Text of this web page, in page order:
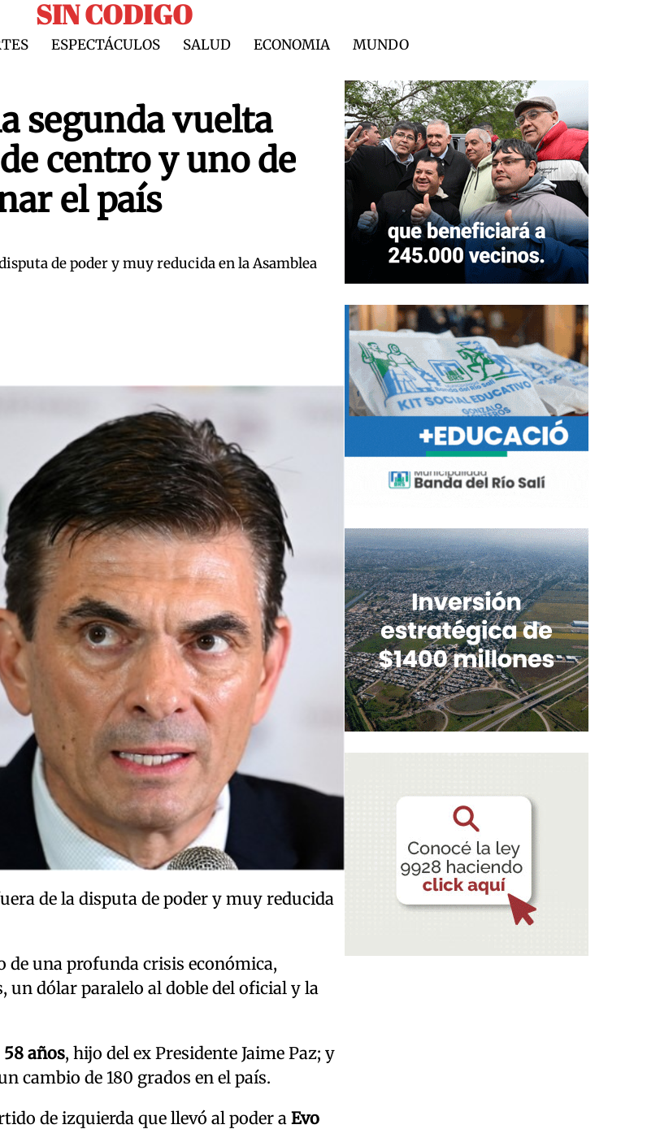
SIN CODIGO
ESPECTÁCULOS SALUD ECONOMIA MUNDO
segunda vuelta
centro y uno de
el país
de poder y muy reducida en la Asamblea
de la disputa de poder y muy reducida
de una profunda crisis económica,
un dólar paralelo al doble del oficial y la
58 años, hijo del ex Presidente Jaime Paz; y
cambio de 180 grados en el país.
de izquierda que llevó al poder a Evo